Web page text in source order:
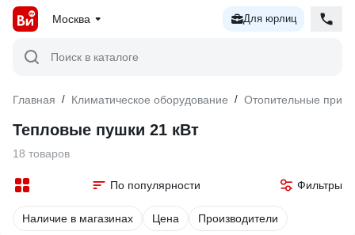
Москва Для юрлиц
Поиск в каталоге
Главная / Климатическое оборудование / Отопительные
Тепловые пушки 21 кВт
18 товаров
По популярности Фильтры
Наличие в магазинах Цена Производители